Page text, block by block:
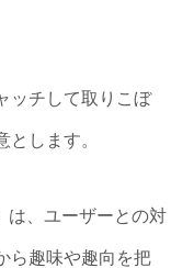
ッチして取りこぼ
します。
は、ユーザーとの対
ら趣味や趣向を把